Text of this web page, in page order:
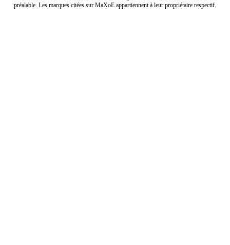
préalable. Les marques citées sur MaXoE appartiennent à leur propriétaire respectif.